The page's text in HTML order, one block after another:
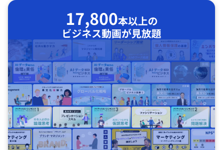
17,800本以上の
ビジネス動画が見放題